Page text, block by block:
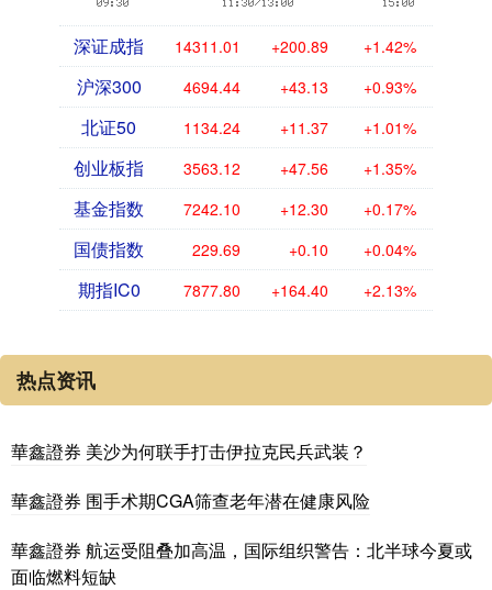
深证成指 14311.01 +200.89 +1.42%
沪深300 4694.44 +43.13 +0.93%
北证50 1134.24 +11.37 +1.01%
创业板指 3563.12 +47.56 +1.35%
基金指数 7242.10 +12.30 +0.17%
国债指数 229.69 +0.10 +0.04%
期指IC0 7877.80 +164.40 +2.13%
热点资讯
華鑫證券 美沙为何联手打击伊拉克民兵武装？
華鑫證券 围手术期CGA筛查老年潜在健康风险
華鑫證券 航运受阻叠加高温，国际组织警告：北半球今夏或
面临燃料短缺